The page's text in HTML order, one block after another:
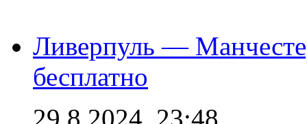
Ливерпуль —
бесплатно
29.8.2024, 23:48